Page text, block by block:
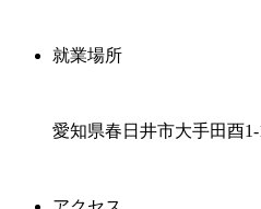
就業場所
愛知県春日井市大手田酉1-